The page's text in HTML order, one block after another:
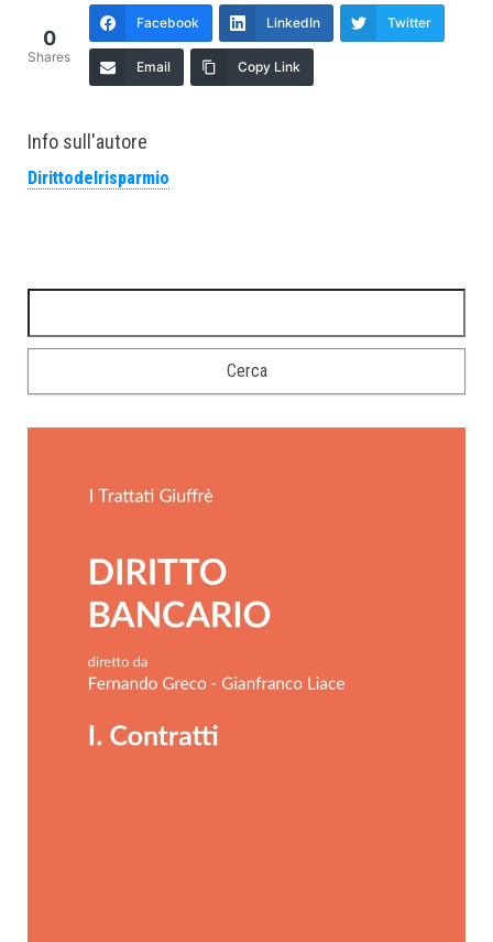
0
Shares
Facebook LinkedIn Twitter
Email Copy Link
Info sull'autore
Dirittodelrisparmio